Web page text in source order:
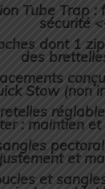
Tube Trap :
sécurité
dont 1
des
Stow (non
: maintien
et
et